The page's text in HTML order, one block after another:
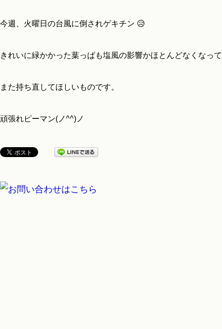
今週、火曜日の台風に倒されゲキチン 😥
きれいに緑かかった葉っぱも塩風の影響かほとんどなくなっ
また持ち直してほしいものです。
頑張れピーマン(ノ^^)ノ